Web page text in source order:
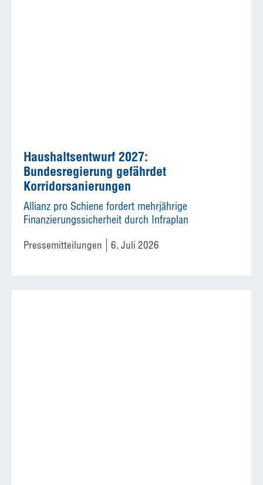
Haushaltsentwurf 2027:
Bundesregierung gefährdet
Korridorsanierungen
Allianz pro Schiene fordert mehrjährige
Finanzierungssicherheit durch Infraplan
Pressemitteilungen 6. Juli 2026